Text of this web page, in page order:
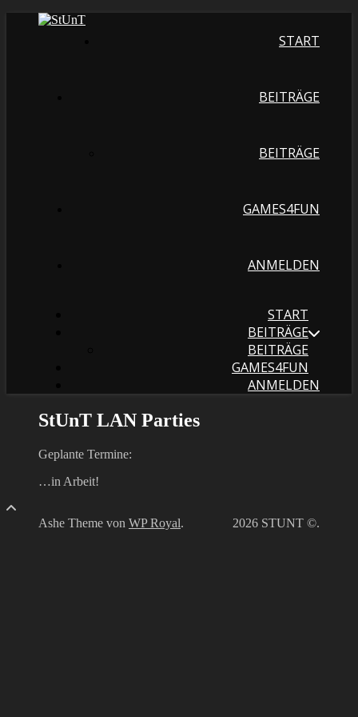
START
BEITRÄGE
BEITRÄGE
GAMES4FUN
ANMELDEN
START
BEITRÄGE
BEITRÄGE
GAMES4FUN
ANMELDEN
StUnT LAN Parties
Geplante Termine:
…in Arbeit!
2026 STUNT ©.
Ashe Theme von WP Royal.